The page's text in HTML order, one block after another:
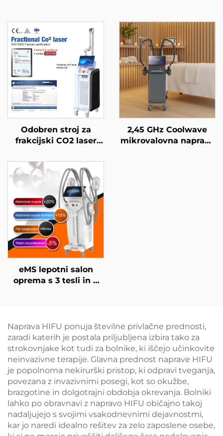
Odobren stroj za
frakcijski CO2 laser
MMDSAP
2,45 GHz Coolwave
mikrovalovna naprava
eMS lepotni salon
oprema s 3 tesli in 4
Naprava HIFU ponuja številne privlačne prednosti,
zaradi katerih je postala priljubljena izbira tako za
strokovnjake kot tudi za bolnike, ki iščejo učinkovite
neinvazivne terapije. Glavna prednost naprave HIFU
je popolnoma nekirurški pristop, ki odpravi tveganja,
povezana z invazivnimi posegi, kot so okužbe,
brazgotine in dolgotrajni obdobja okrevanja. Bolniki
lahko po obravnavi z napravo HIFU običajno takoj
nadaljujejo s svojimi vsakodnevnimi dejavnostmi,
kar jo naredi idealno rešitev za zelo zaposlene osebe,